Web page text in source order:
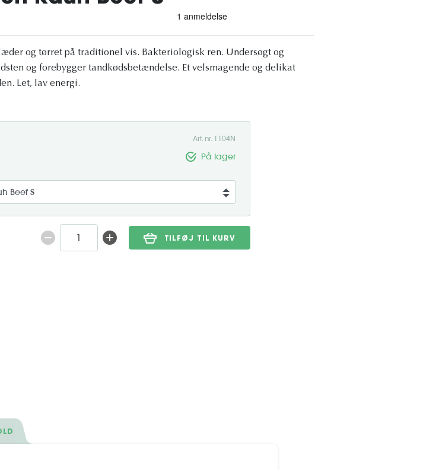
og tørret på traditionel vis. Bakteriologisk ren. Undersøgt og
og forebygger tandkødsbetændelse. Et velsmagende og delikat
Let, lav energi.
Art. nr. 1104N
På lager
TILFØJ TIL KURV